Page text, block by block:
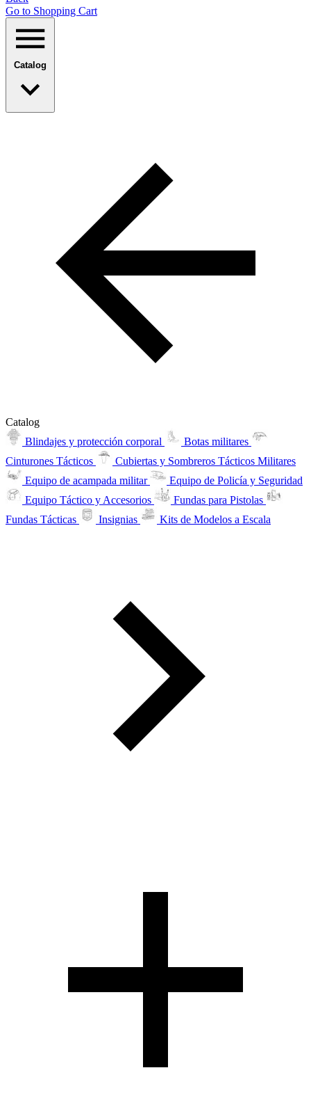
Go to Shopping Сart
Catalog
Catalog
Blindajes y protección corporal
Botas militares
Cinturones Tácticos
Cubiertas y Sombreros Tácticos Militares
Equipo de acampada militar
Equipo de Policía y Seguridad
Equipo Táctico y Accesorios
Fundas para Pistolas
Fundas Tácticas
Insignias Kits de Modelos a Escala